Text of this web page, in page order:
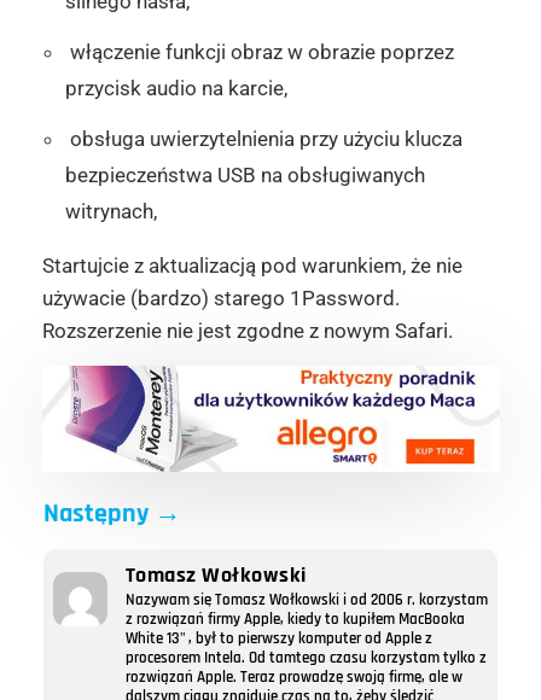
włączenie funkcji obraz w obrazie poprzez
przycisk audio na karcie,
obsługa uwierzytelnienia przy użyciu klucza
bezpieczeństwa USB na obsługiwanych
witrynach,
Startujcie z aktualizacją pod warunkiem, że nie
używacie (bardzo) starego 1Password.
Rozszerzenie nie jest zgodne z nowym Safari.
Następny→
Tomasz Wołkowski
Nazywam się Tomasz Wołkowski i od 2006 r. korzystam
z rozwiązań firmy Apple, kiedy to kupiłem MacBooka
White 13" , był to pierwszy komputer od Apple z
procesorem Intela. Od tamtego czasu korzystam tylko z
rozwiązań Apple. Teraz prowadzę swoją firmę, ale w
dalszym ciągu znajduję czas na to, żeby śledzić